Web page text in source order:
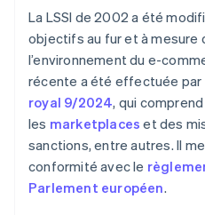
La LSSI de 2002 a été
objectifs au fur et à mesure
l’environnement du e-
récente a été effectuée par
royal 9/2024, qui
les marketplaces et des
sanctions, entre autres. Il
conformité avec le
Parlement européen.